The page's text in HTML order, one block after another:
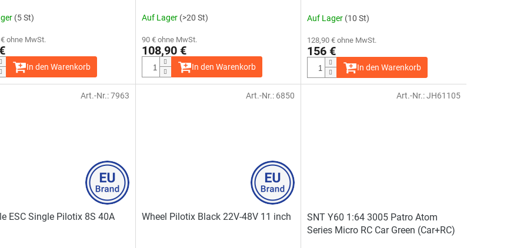
(5 St)
ohne MwSt.
In den Warenkorb
Auf Lager (>20 St)
90 € ohne MwSt.
108,90 €
In den Warenkorb
Auf Lager (10 St)
128,90 € ohne MwSt.
156 €
In den Warenkorb
ESC Single Pilotix 8S 40A
Art.-Nr.:7963
Wheel Pilotix Black 22V-48V 11 inch
Art.-Nr.: 6850
SNT Y60 1:64 3005 Patro Atom
Series Micro RC Car Green (Car+RC)
Art.-Nr.:JH61105